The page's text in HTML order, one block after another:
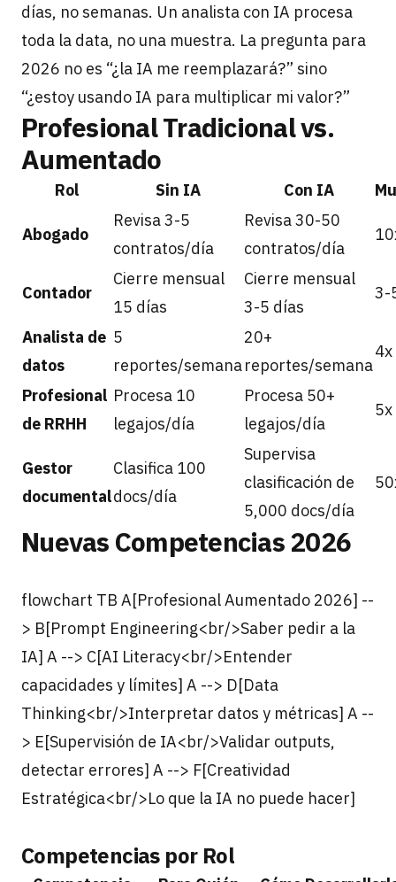
días, no semanas. Un analista con IA procesa
toda la data, no una muestra. La pregunta para
2026 no es “¿la IA me reemplazará?” sino
“¿estoy usando IA para multiplicar mi valor?”
Profesional Tradicional vs.
Aumentado
Rol Sin IA Con IA
Abogado
Revisa 3-5
contratos/día
Revisa 30-50
contratos/día
Contador
Cierre mensual
15 días
Cierre mensual
3-5 días
3-
Analista de
datos
5
reportes/semana
20+
reportes/semana
4x
Profesional
de RRHH
Procesa 10
legajos/día
Procesa 50+
legajos/día
5x
Gestor
documental
Clasifica 100
docs/día
Supervisa
clasificación de
5,000 docs/día
Nuevas Competencias 2026
flowchart TB A[Profesional Aumentado 2026] --
> B[Prompt Engineering<br/>Saber pedir a la
IA] A --> C[AI Literacy<br/>Entender
capacidades y límites] A --> D[Data
Thinking<br/>Interpretar datos y métricas] A --
> E[Supervisión de IA<br/>Validar outputs,
detectar errores] A --> F[Creatividad
Estratégica<br/>Lo que la IA no puede hacer]
Competencias por Rol